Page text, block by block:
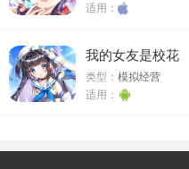
适用：
我的女友是校花
类型： 模拟经营
适用：